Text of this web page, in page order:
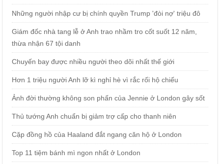
Những người nhập cư bị chính quyền Trump 'đòi nợ' triệu đô
Giám đốc nhà tang lễ ở Anh trao nhầm tro cốt suốt 12 năm,
thừa nhận 67 tội danh
Chuyến bay được nhiều người theo dõi nhất thế giới
Hơn 1 triệu người Anh lỡ kì nghỉ hè vì rắc rối hộ chiếu
Ảnh đời thường không son phấn của Jennie ở London gây sốt
Thủ tướng Anh chuẩn bị giảm trợ cấp cho thanh niên
Cặp đồng hồ của Haaland đắt ngang căn hộ ở London
Top 11 tiệm bánh mì ngon nhất ở London